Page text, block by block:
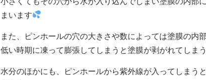
まいます
また、ピンホールの穴の大きさや数によっては塗膜の内
低い時期に凍って膨張してしまうと塗膜が剥がれてしま
水分のほかにも、ピンホールから紫外線が入ってしまう